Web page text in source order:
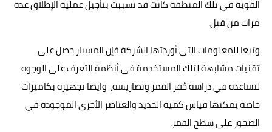
القوية في تلك المنطقة كانت قد تسببت بتأجيل عملية الإطلاق عدة
مرات من قبل.
وتبعا للمعلومات التي أوردتها الشركة فإن المسبار حصل على
تقنيات مشابهة لتلك المستخدمة في أنظمة التعرف على الوجوه
لتساعده في دراسة حُفر القمر وتضاريسه، وايضا تجهيزه بكاميرات
خاصة يمكنها قياس كمية الحديد والعناصر الأخرى الموجودة في
الصخور على سطح القمر.